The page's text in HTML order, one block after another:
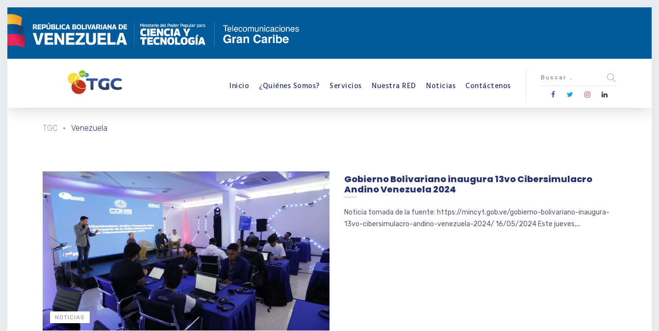
Inicio ¿Quiénes Somos? Servicios Nuestra RED Noticias Contáctenos
TGC Venezuela
NOTICIAS
Gobierno Bolivariano inaugura 13vo Cibersimulacro
Andino Venezuela 2024
Noticia tomada de la fuente: https://mincyt.gob.ve/gobierno-bolivariano-inaugura-
13vo-cibersimulacro-andino-venezuela-2024/ 16/05/2024 Este jueves,...